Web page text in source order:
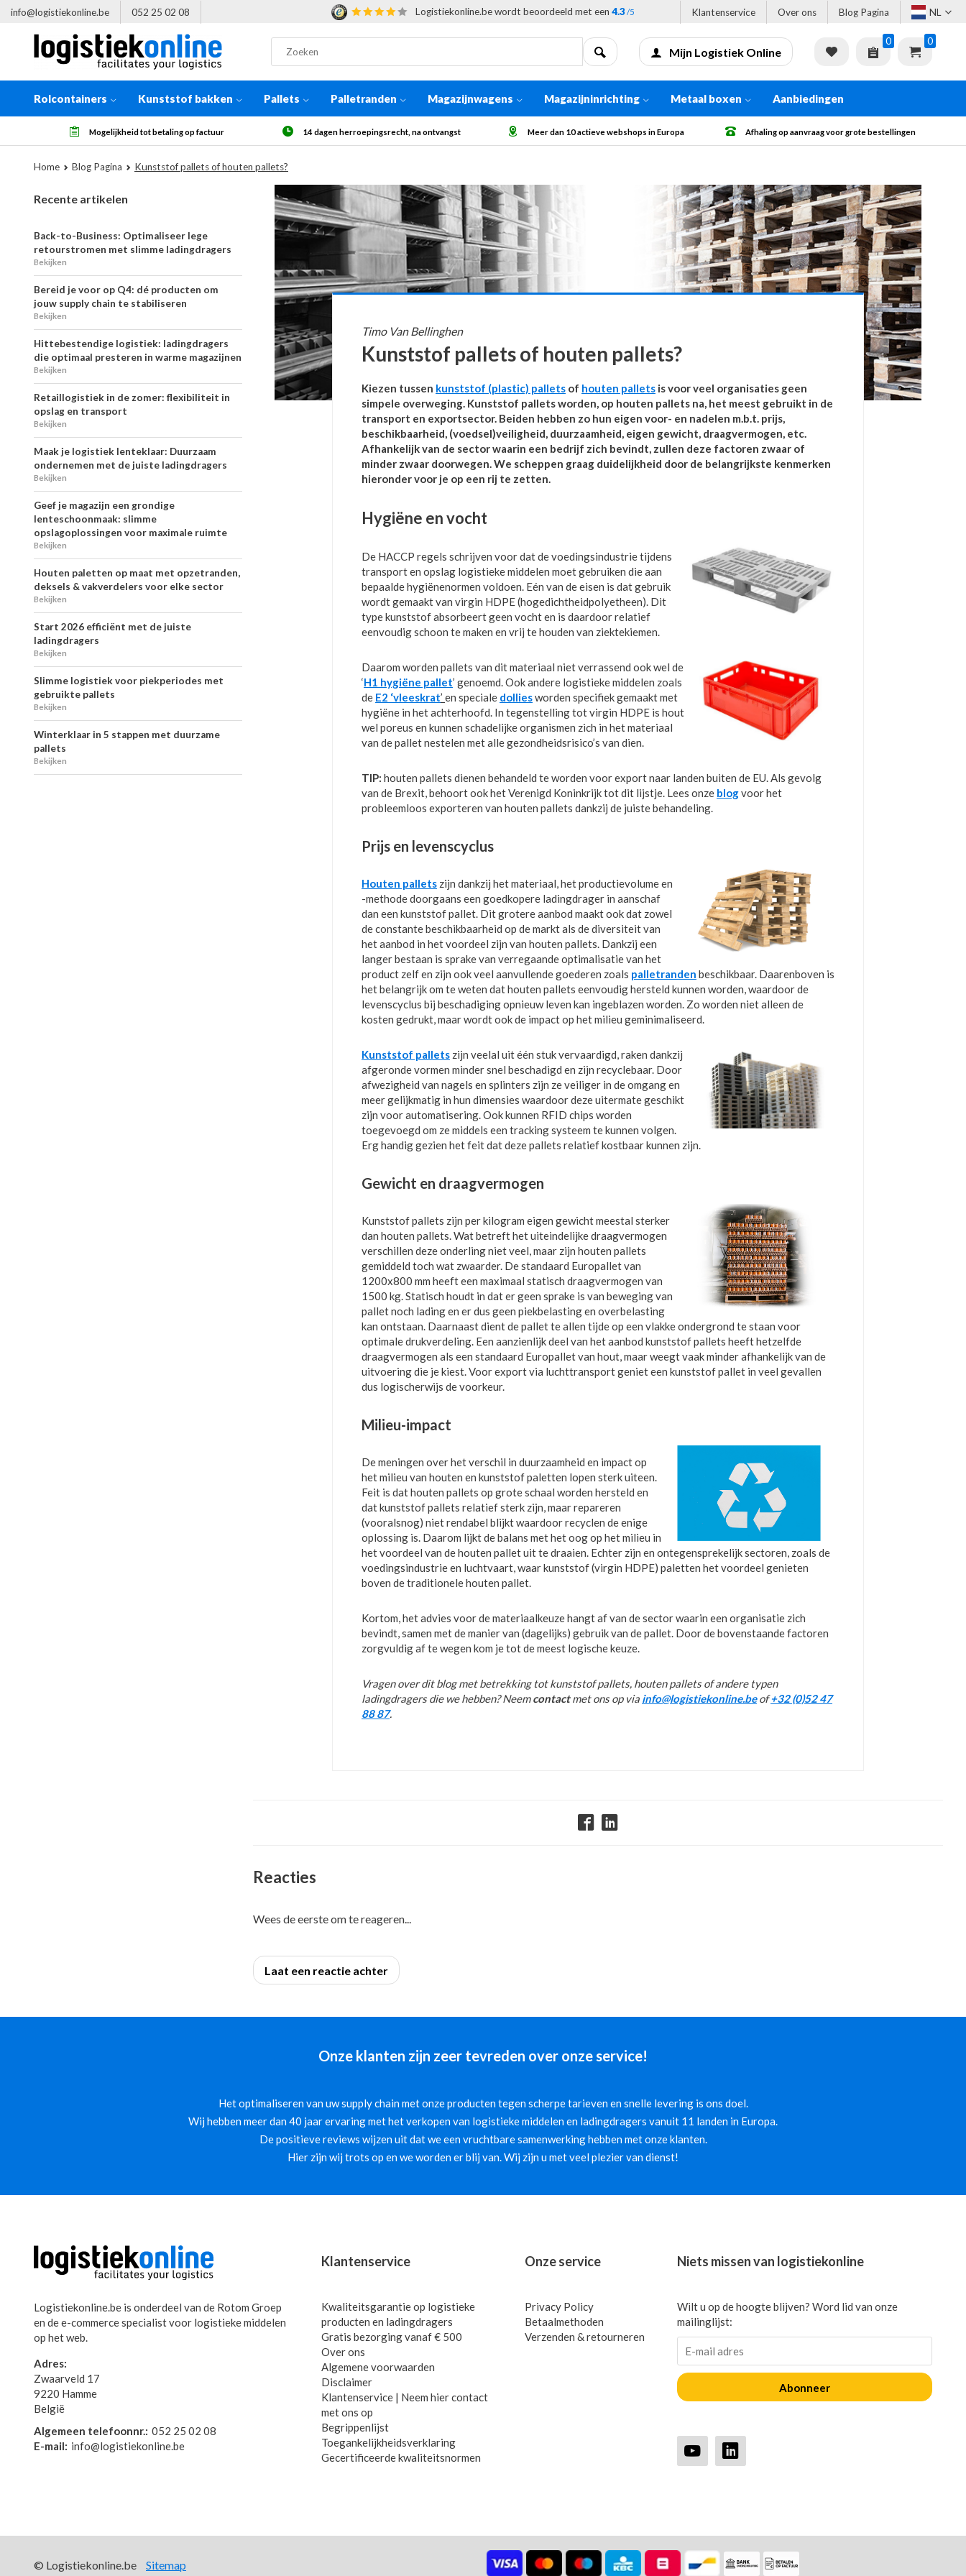
info@logistiekonline.be 052 25 02 08 Logistiekonline.be wordt beoordeeld met een 4.3/5 Klantenservice Over ons Blog Pagina NL
Mijn Logistiek Online
0 0
Rolcontainers Kunststof bakken Pallets Palletranden Magazijnwagens Magazijninrichting Metaal boxen Aanbiedingen
14 dagen herroepingsrecht, na ontvangst Meer dan 10 actieve webshops in Europa Afhaling op aanvraag voor grote bestellingen Gratis verzending vanaf € 500 excl. BTW
Home Blog Pagina Kunststof pallets of houten pallets?
Recente artikelen
Back-to-Business: Optimaliseer lege
retourstromen met slimme ladingdragers
Bekijken
Bereid je voor op Q4: dé producten om
jouw supply chain te stabiliseren
Bekijken
Hittebestendige logistiek: ladingdragers
die optimaal presteren in warme magazijnen
Bekijken
Retaillogistiek in de zomer: flexibiliteit in
opslag en transport
Bekijken
Maak je logistiek lenteklaar: Duurzaam
ondernemen met de juiste ladingdragers
Bekijken
Geef je magazijn een grondige
lenteschoonmaak: slimme
opslagoplossingen voor maximale ruimte
Bekijken
Houten paletten op maat met opzetranden,
deksels & vakverdelers voor elke sector
Bekijken
Start 2026 efficiënt met de juiste
ladingdragers
Bekijken
Slimme logistiek voor piekperiodes met
gebruikte pallets
Bekijken
Winterklaar in 5 stappen met duurzame
pallets
Bekijken
Timo Van Bellinghen
Kunststof pallets of houten pallets?
Kiezen tussen kunststof (plastic) pallets of houten pallets is voor veel organisaties geen
simpele overweging. Kunststof pallets worden, op houten pallets na, het meest gebruikt in de
transport en exportsector. Beiden hebben zo hun eigen voor- en nadelen m.b.t. prijs,
beschikbaarheid, (voedsel)veiligheid, duurzaamheid, eigen gewicht, draagvermogen, etc.
Afhankelijk van de sector waarin een bedrijf zich bevindt, zullen deze factoren zwaar of
minder zwaar doorwegen. We scheppen graag duidelijkheid door de belangrijkste kenmerken
hieronder voor je op een rij te zetten.
Hygiëne en vocht
De HACCP regels schrijven voor dat de voedingsindustrie tijdens
transport en opslag logistieke middelen moet gebruiken die aan
bepaalde hygiënenormen voldoen. Eén van de eisen is dat gebruik
wordt gemaakt van virgin HDPE (hogedichtheidpolyetheen). Dit
type kunststof absorbeert geen vocht en is daardoor relatief
eenvoudig schoon te maken en vrij te houden van ziektekiemen.
Daarom worden pallets van dit materiaal niet verrassend ook wel de
‘H1 hygiëne pallet’ genoemd. Ook andere logistieke middelen zoals
de E2 ‘vleeskrat’ en speciale dolliesworden specifiek gemaakt met
hygiëne in het achterhoofd. In tegenstelling tot virgin HDPE is hout
wel poreus en kunnen schadelijke organismen zich in het materiaal
van de pallet nestelen met alle gezondheidsrisico’s van dien.
TIP: houten pallets dienen behandeld te worden voor export naar landen buiten de EU. Als gevolg
van de Brexit, behoort ook het Verenigd Koninkrijk tot dit lijstje. Lees onze blogvoor het
probleemloos exporteren van houten pallets dankzij de juiste behandeling.
Prijs en levenscyclus
Houten pallets zijn dankzij het materiaal, het productievolume en
-methode doorgaans een goedkopere ladingdrager in aanschaf
dan een kunststof pallet. Dit grotere aanbod maakt ook dat zowel
de constante beschikbaarheid op de markt als de diversiteit van
het aanbod in het voordeel zijn van houten pallets. Dankzij een
langer bestaan is sprake van verregaande optimalisatie van het
product zelf en zijn ook veel aanvullende goederen zoals palletranden beschikbaar. Daarenboven is
het belangrijk om te weten dat houten pallets eenvoudig hersteld kunnen worden, waardoor de
levenscyclus bij beschadiging opnieuw leven kan ingeblazen worden. Zo worden niet alleen de
kosten gedrukt, maar wordt ook de impact op het milieu geminimaliseerd.
Kunststof pallets zijn veelal uit één stuk vervaardigd, raken dankzij
afgeronde vormen minder snel beschadigd en zijn recyclebaar. Door
afwezigheid van nagels en splinters zijn ze veiliger in de omgang en
meer gelijkmatig in hun dimensies waardoor deze uitermate geschikt
zijn voor automatisering. Ook kunnen RFID chips worden
toegevoegd om ze middels een tracking systeem te kunnen volgen.
Erg handig gezien het feit dat deze pallets relatief kostbaar kunnen zijn.
Gewicht en draagvermogen
Kunststof pallets zijn per kilogram eigen gewicht meestal sterker
dan houten pallets. Wat betreft het uiteindelijke draagvermogen
verschillen deze onderling niet veel, maar zijn houten pallets
gemiddeld toch wat zwaarder. De standaard Europallet van
1200x800 mm heeft een maximaal statisch draagvermogen van
1500 kg. Statisch houdt in dat er geen sprake is van beweging van
pallet noch lading en er dus geen piekbelasting en overbelasting
kan ontstaan. Daarnaast dient de pallet te allen tijde op een vlakke ondergrond te staan voor
optimale drukverdeling. Een aanzienlijk deel van het aanbod kunststof pallets heeft hetzelfde
draagvermogen als een standaard Europallet van hout, maar weegt vaak minder afhankelijk van de
uitvoering die je kiest. Voor export via luchttransport geniet een kunststof pallet in veel gevallen
dus logischerwijs de voorkeur.
Milieu-impact
De meningen over het verschil in duurzaamheid en impact op
het milieu van houten en kunststof paletten lopen sterk uiteen.
Feit is dat houten pallets op grote schaal worden hersteld en
dat kunststof pallets relatief sterk zijn, maar repareren
(vooralsnog) niet rendabel blijkt waardoor recyclen de enige
oplossing is. Daarom lijkt de balans met het oog op het milieu in
het voordeel van de houten pallet uit te draaien. Echter zijn en ontegensprekelijk sectoren, zoals de
voedingsindustrie en luchtvaart, waar kunststof (virgin HDPE) paletten het voordeel genieten
boven de traditionele houten pallet.
Kortom, het advies voor de materiaalkeuze hangt af van de sector waarin een organisatie zich
bevindt, samen met de manier van (dagelijks) gebruik van de pallet. Door de bovenstaande factoren
zorgvuldig af te wegen kom je tot de meest logische keuze.
Vragen over dit blog met betrekking tot kunststof pallets, houten pallets of andere typen
ladingdragers die we hebben? Neemcontactmet ons op via info@logistiekonline.beof+32 (0)52 47
88 87.
Reacties
Wees de eerste om te reageren...
Laat een reactie achter
Onze klanten zijn zeer tevreden over onze service!
Het optimaliseren van uw supply chain met onze producten tegen scherpe tarieven en snelle levering is ons doel.
Wij hebben meer dan 40 jaar ervaring met het verkopen van logistieke middelen en ladingdragers vanuit 11 landen in Europa.
De positieve reviews wijzen uit dat we een vruchtbare samenwerking hebben met onze klanten.
Hier zijn wij trots op en we worden er blij van. Wij zijn u met veel plezier van dienst!
Logistiekonline.be is onderdeel van de Rotom Groep
en de e-commerce specialist voor logistieke middelen
op het web.
Adres:
Zwaarveld 17
9220 Hamme
België
Algemeen telefoonnr.: 052 25 02 08
E-mail: info@logistiekonline.be
Klantenservice
Kwaliteitsgarantie op logistieke
producten en ladingdragers
Gratis bezorging vanaf € 500
Over ons
Algemene voorwaarden
Disclaimer
Klantenservice | Neem hier contact
met ons op
Begrippenlijst
Toegankelijkheidsverklaring
Gecertificeerde kwaliteitsnormen
Onze service
Privacy Policy
Betaalmethoden
Verzenden & retourneren
Niets missen van logistiekonline
Wilt u op de hoogte blijven? Word lid van onze
mailinglijst:
Abonneer
© Logistiekonline.be Sitemap